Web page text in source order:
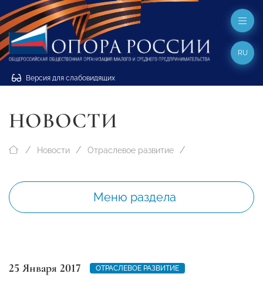
Версия для слабовидящих
RU
НОВОСТИ
Новости Отраслевое развитие
Меню раздела
25 Января 2017 ОТРАСЛЕВОЕ РАЗВИТИЕ